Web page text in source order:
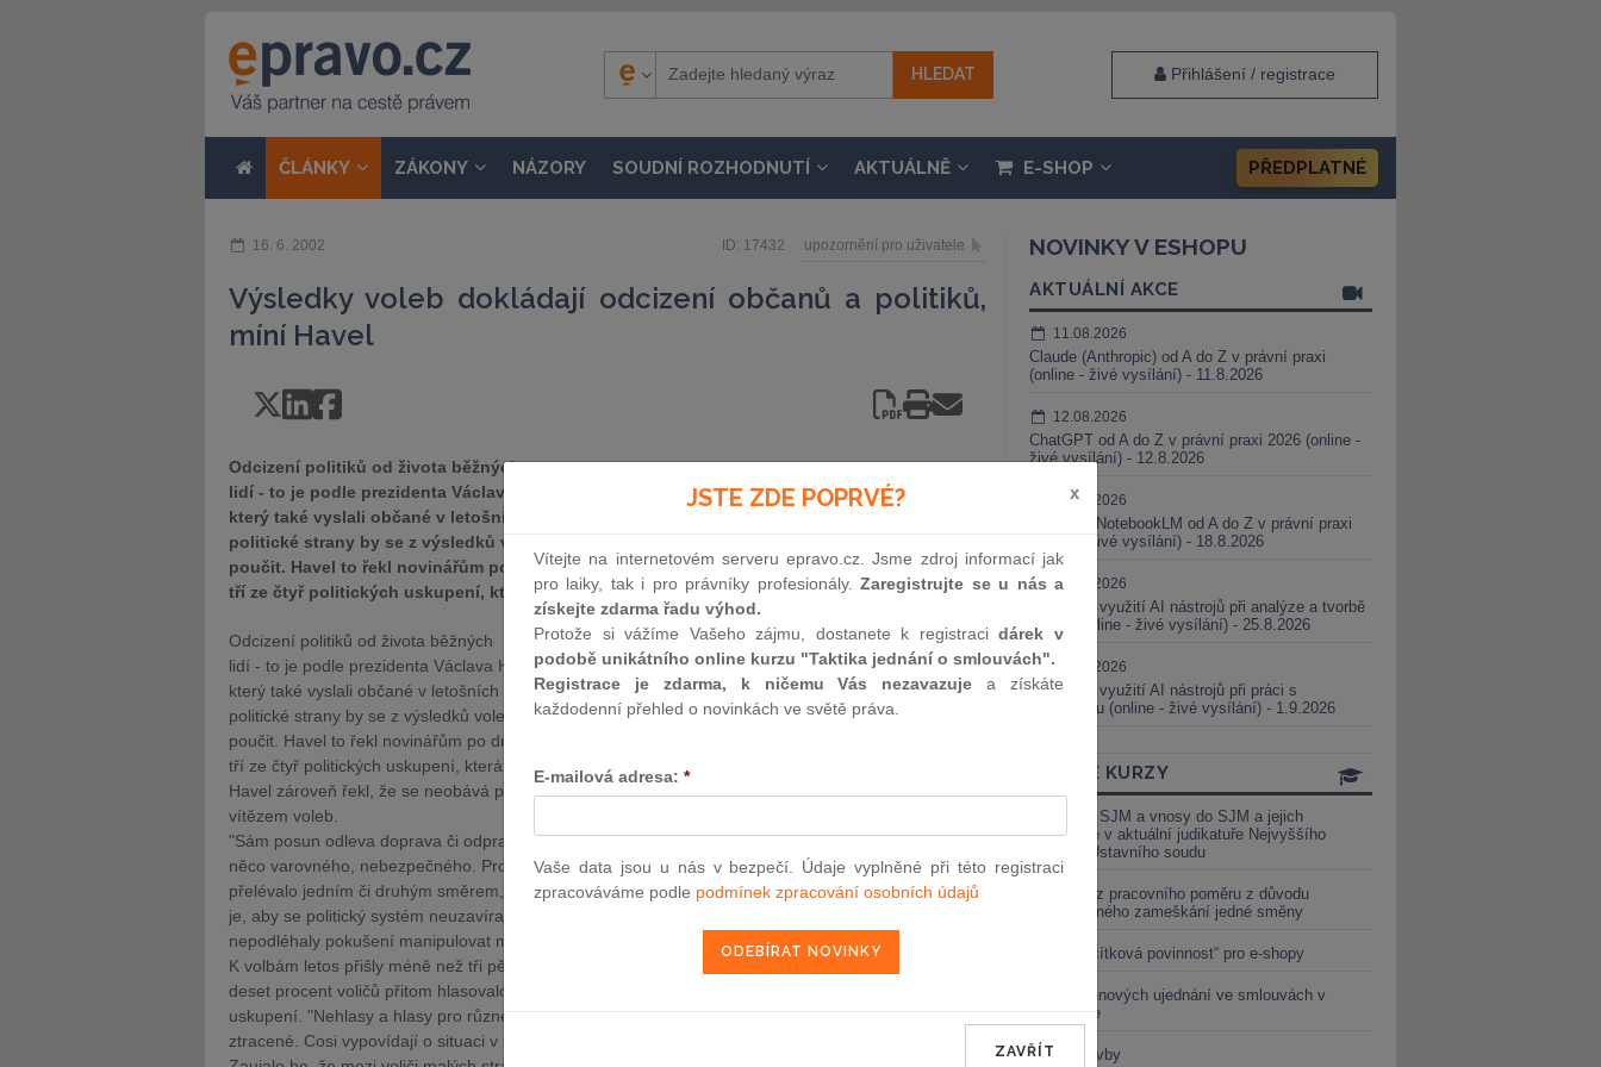
Přihlášení / registrace
ČLÁNKY ZÁKONY NÁZORY SOUDNÍ ROZHODNUTÍ AKTUÁLNĚ E-SHOP PŘEDPLATNÉ
16. 6. 2002 ID: 17432 upozornění pro uživatele
Výsledky voleb dokládají odcizení občanů a politiků,
míní Havel
Odcizení politiků od života běžných
lidí - to je podle prezidenta Václava Havla jeden ze signálů,
který také vyslali občané v letošních volbách. Parlamentní
politické strany by se z výsledků voleb proto podle něj měly
poučit. Havel to řekl novinářům po dnešních schůzkách s předsedy
tří ze čtyř politických uskupení, která se dostala do sněmovny.
Odcizení politiků od života běžných
lidí - to je podle prezidenta Václava Havla jeden ze signálů,
který také vyslali občané v letošních volbách. Parlamentní
politické strany by se z výsledků voleb proto podle něj měly
poučit. Havel to řekl novinářům po dnešních schůzkách s předsedy
tří ze čtyř politických uskupení, která se dostala do sněmovny.
Havel zároveň řekl, že se neobává posílení levice, která se stala
vítězem voleb.
"Sám posun odleva doprava či odprava doleva nepovažuji za
něco varovného, nebezpečného. Proto je demokracie, aby se to
přelévalo jedním či druhým směrem," uvedl. Důležitější podle něj
je, aby se politický systém neuzavíral a aby vládnoucí strany
nepodléhaly pokušení manipulovat médii či justicí.
K volbám letos přišly méně než tři pětiny lidí. Více než
deset procent voličů přitom hlasovalo pro mimoparlamentní
uskupení. "Nehlasy a hlasy pro různé malé strany nejsou asi zcela
ztracené. Cosi vypovídají o situaci v zemi," podotkl Havel.
NOVINKY V ESHOPU
AKTUÁLNÍ AKCE
11.08.2026
Claude (Anthropic) od A do Z v právní praxi
(online - živé vysílání) - 11.8.2026
12.08.2026
ChatGPT od A do Z v právní praxi 2026 (online -
živé vysílání) - 12.8.2026
18.08.2026
Gemini a NotebookLM od A do Z v právní praxi
(online - živé vysílání) - 18.8.2026
25.08.2026
Praktické využití AI nástrojů při analýze a tvorbě
smluv (online - živé vysílání) - 25.8.2026
01.09.2026
Praktické využití AI nástrojů při práci s
judikaturou (online - živé vysílání) - 1.9.2026
ONLINE KURZY
Vnosy ze SJM a vnosy do SJM a jejich
valorizace v aktuální judikatuře Nejvyššího
soudu a Ústavního soudu
Výpověď z pracovního poměru z důvodu
neomluveného zameškání jedné směny
Nová „tlačítková povinnost“ pro e-shopy
Změna cenových ujednání ve smlouvách v
energetice
Černé stavby
JSTE ZDE POPRVÉ? x
Vítejte na internetovém serveru epravo.cz. Jsme zdroj informací jak
pro laiky, tak i pro právníky profesionály.Zaregistrujte se u nás a
získejte zdarma řadu výhod.
Protože si vážíme Vašeho zájmu, dostanete k registracidárek v
podobě unikátního online kurzu "Taktika jednání o smlouvách".
Registrace je zdarma, k ničemu Vás nezavazuje a získáte
každodenní přehled o novinkách ve světě práva.
E-mailová adresa: *
Vaše data jsou u nás v bezpečí. Údaje vyplněné při této registraci
zpracováváme podle podmínek zpracování osobních údajů
ZAVŘÍT